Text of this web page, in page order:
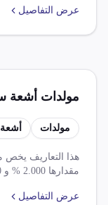
محددة أشكال
عرض التفاصيل
مولدات أشعة
مولدات
هذا التعاريف يخص
عرض التفاصيل